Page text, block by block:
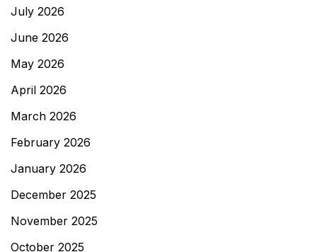
July 2026
June 2026
May 2026
April 2026
March 2026
February 2026
January 2026
December 2025
November 2025
October 2025